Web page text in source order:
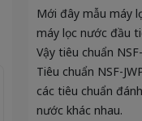
Mới đây mẫu máy
máy lọc nước đầu
Vậy tiêu chuẩn
Tiêu chuẩn NSF-
các tiêu chuẩn
nước khác nhau.